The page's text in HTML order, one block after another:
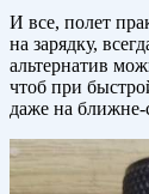
И все, полет
на зарядку,
альтернатив
чтоб при
даже на ближне-